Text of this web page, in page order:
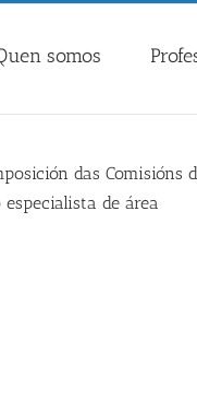
somos
das
de área